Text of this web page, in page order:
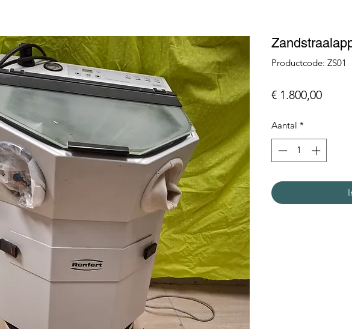
Productcode: ZS01
€ 1.800,00Prijs
Aantal *